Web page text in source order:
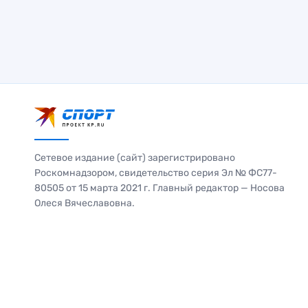
Сетевое издание (сайт) зарегистрировано
Роскомнадзором, свидетельство серия Эл № ФС77-
80505 от 15 марта 2021 г. Главный редактор — Носова
Олеся Вячеславовна.